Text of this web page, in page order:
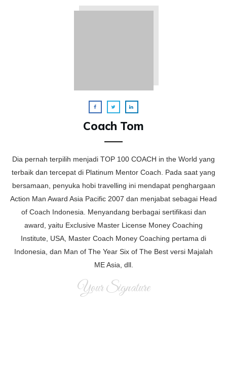
Coach Tom
Dia pernah terpilih menjadi TOP 100 COACH in the World yang
terbaik dan tercepat di Platinum Mentor Coach. Pada saat yang
bersamaan, penyuka hobi travelling ini mendapat penghargaan
Action Man Award Asia Pacific 2007 dan menjabat sebagai Head
of Coach Indonesia. Menyandang berbagai sertifikasi dan
award, yaitu Exclusive Master License Money Coaching
Institute, USA, Master Coach Money Coaching pertama di
Indonesia, dan Man of The Year Six of The Best versi Majalah
ME Asia, dll.
Your Signature